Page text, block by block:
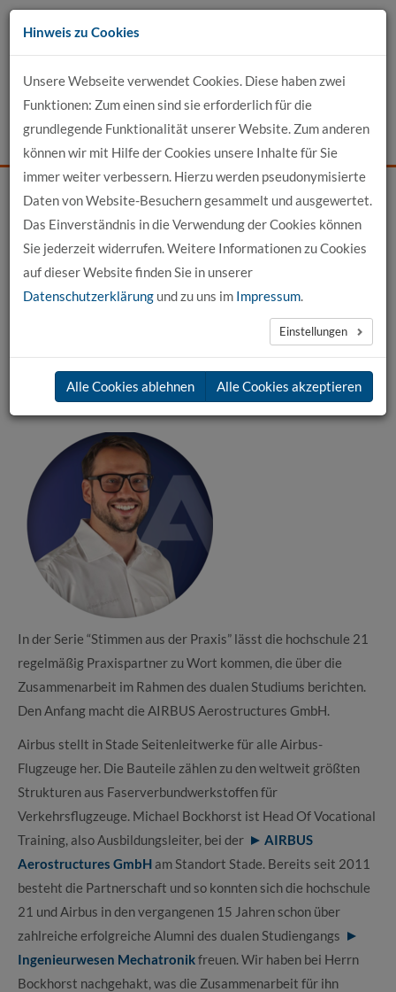
Zum
Inhalt
Events News Login Suche
Kontakt
Startseite News News-Detail
News aus der hochschule 21
08.01.2026
Stimmen aus der Praxis: AIRBUS Aerostructures
In der Serie “Stimmen aus der Praxis” lässt die hochschule 21
regelmäßig Praxispartner zu Wort kommen, die über die
Zusammenarbeit im Rahmen des dualen Studiums berichten.
Den Anfang macht die AIRBUS Aerostructures GmbH.
Airbus stellt in Stade Seitenleitwerke für alle Airbus-
Flugzeuge her. Die Bauteile zählen zu den weltweit größten
Strukturen aus Faserverbundwerkstoffen für
Verkehrsflugzeuge. Michael Bockhorst ist Head Of Vocational
Training, also Ausbildungsleiter, bei der
AIRBUS
Aerostructures GmbH am Standort Stade. Bereits seit 2011
besteht die Partnerschaft und so konnten sich die hochschule
21 und Airbus in den vergangenen 15 Jahren schon über
zahlreiche erfolgreiche Alumni des dualen Studiengangs
Ingenieurwesen Mechatronikfreuen. Wir haben bei Herrn
Bockhorst nachgehakt, was die Zusammenarbeit für ihn
Hinweis zu Cookies
Unsere Webseite verwendet Cookies. Diese haben zwei
Funktionen: Zum einen sind sie erforderlich für die
grundlegende Funktionalität unserer Website. Zum anderen
können wir mit Hilfe der Cookies unsere Inhalte für Sie
immer weiter verbessern. Hierzu werden pseudonymisierte
Daten von Website-Besuchern gesammelt und ausgewertet.
Das Einverständnis in die Verwendung der Cookies können
Sie jederzeit widerrufen. Weitere Informationen zu Cookies
auf dieser Website finden Sie in unserer
Datenschutzerklärung und zu uns im Impressum.
Einstellungen
Alle Cookies ablehnen Alle Cookies akzeptieren